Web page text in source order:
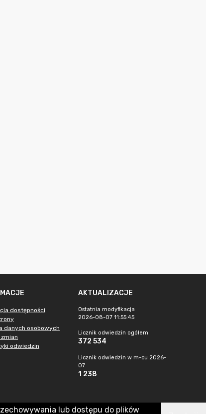
dostępności
danych osobowych
odwiedzin
AKTUALIZACJE
Ostatnia modyfikacja
2026-08-07 11:55:45
Licznik odwiedzin ogółem
372 534
Licznik odwiedzin w m-cu 2026-
07
1 238
lub dostępu do plików